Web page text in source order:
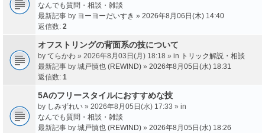
なんでも質問・相談・雑談
最新記事 by ヨーヨーだいすき » 2026年8月06日(木) 14:40
返信数: 2
オフストリングの背面系の技について
by てらかわ » 2026年8月03日(月) 18:18 » in トリック解説・相談
最新記事 by 城戸慎也 (REWIND) » 2026年8月05日(水) 18:31
返信数: 1
5Aのフリースタイルにおすすめな技
by しみずれい » 2026年8月05日(水) 17:33 » in
なんでも質問・相談・雑談
最新記事 by 城戸慎也 (REWIND) » 2026年8月05日(水) 18:26